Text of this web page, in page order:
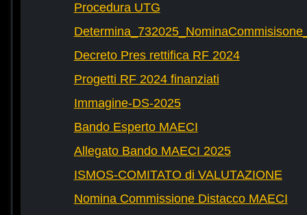
Procedura UTG
Decreto Pres rettifica RF 2024
Progetti RF 2024 finanziati
Immagine-DS-2025
Bando Esperto MAECI
Allegato Bando MAECI 2025
ISMOS-COMITATO di VALUTAZIONE
Nomina Commissione Distacco MAECI